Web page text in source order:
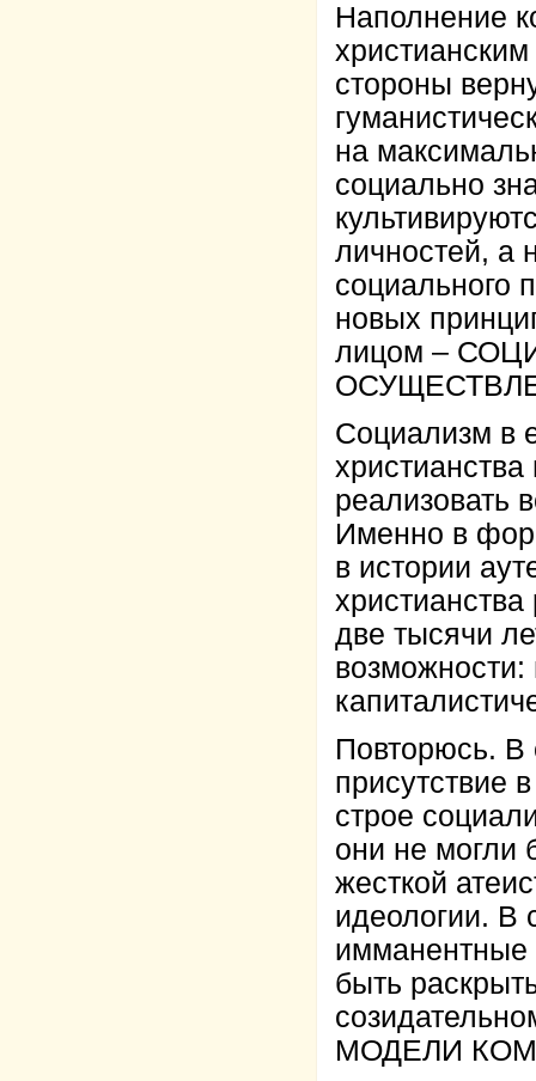
Наполнение
стороны
на
социально
личностей, а
социального
новых
лицом –
Социализм в
реализовать
Именно в
в истории
две тысячи
Повторюсь. В
присутствие
строе
они не могли
жесткой
идеологии. В
имманентные
быть
МОДЕЛИ